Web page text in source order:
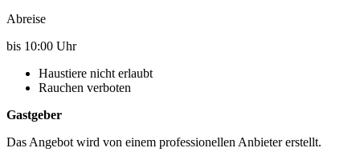
Abreise
bis 10:00 Uhr
Haustiere nicht erlaubt
Rauchen verboten
Gastgeber
Das Angebot wird von einem professionellen Anbieter erstellt.